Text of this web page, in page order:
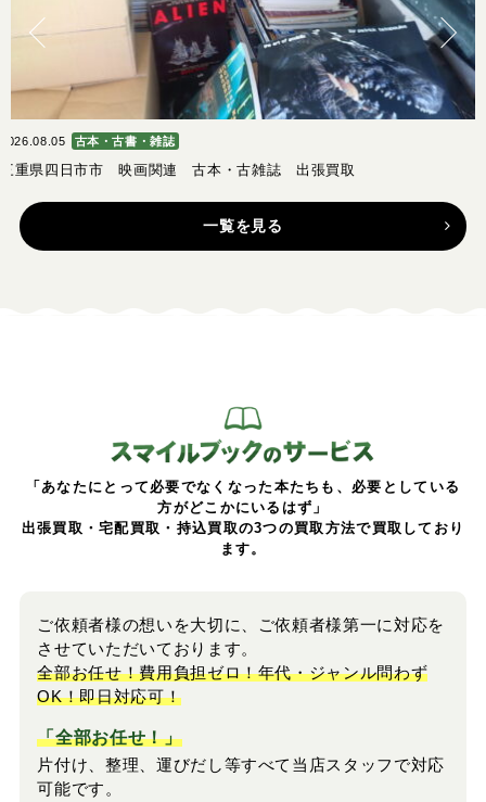
2026.08.05 古本・古書・雑誌
三重県四日市市 映画関連 古本・古雑誌 出張買取
一覧を見る
「あなたにとって必要でなくなった本たちも、必要としている
方がどこかにいるはず」
出張買取・宅配買取・持込買取の3つの買取方法で買取しており
ます。
ご依頼者様の想いを大切に、ご依頼者様第一に対応を
させていただいております。
全部お任せ！費用負担ゼロ！年代・ジャンル問わず
OK！即日対応可！
「全部お任せ！」
片付け、整理、運びだし等すべて当店スタッフで対応
可能です。